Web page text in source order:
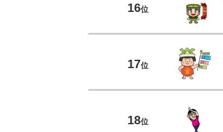
16位
17位
18位